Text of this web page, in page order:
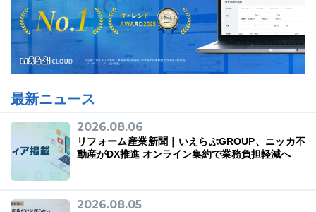
ニュース一覧 お役立ちブログ 資料ダウンロード
特長 サービス一覧
最新ニュース
2026.08.06
リフォーム産業新聞｜いえらぶGROUP、ニッカ不
動産がDX推進 オンライン集約で業務負担軽減へ
2026.08.05